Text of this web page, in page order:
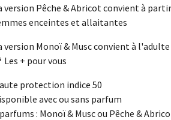
version Pêche & Abricot convient à
enceintes et allaitantes
version Monoï & Musc convient à l'adulte
Les + pour vous
protection indice 50
avec ou sans parfum
: Monoï & Musc ou Pêche &